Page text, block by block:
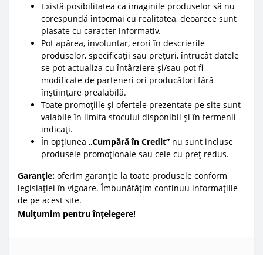
Există posibilitatea ca imaginile produselor să nu
corespundă întocmai cu realitatea, deoarece sunt
plasate cu caracter informativ.
Pot apărea, involuntar, erori în descrierile
produselor, specificații sau prețuri, întrucât datele
se pot actualiza cu întârziere și/sau pot fi
modificate de parteneri ori producători fără
înștiințare prealabilă.
Toate promoțiile și ofertele prezentate pe site sunt
valabile în limita stocului disponibil și în termenii
indicați.
În opțiunea „Cumpără în Credit” nu sunt incluse
produsele promoționale sau cele cu preț redus.
Garanție: oferim garanție la toate produsele conform
legislației în vigoare. Îmbunătățim continuu informațiile
de pe acest site.
Mulțumim pentru înțelegere!